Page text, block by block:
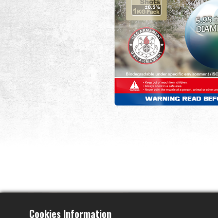
Cookies Information